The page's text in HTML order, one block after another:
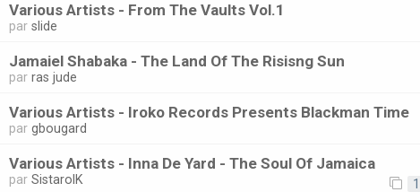
Various Artists - From The Vaults Vol.1
parslide
Jamaiel Shabaka - The Land Of The Risisng Sun
parras jude
Various Artists - Iroko Records Presents Blackman Time
pargbougard
Various Artists - Inna De Yard - The Soul Of Jamaica
parSistarolK 1